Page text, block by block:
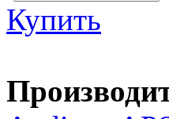
Купить